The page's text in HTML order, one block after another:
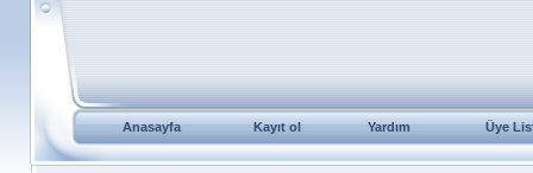
Anasayfa Kayıt ol Yardım Üye